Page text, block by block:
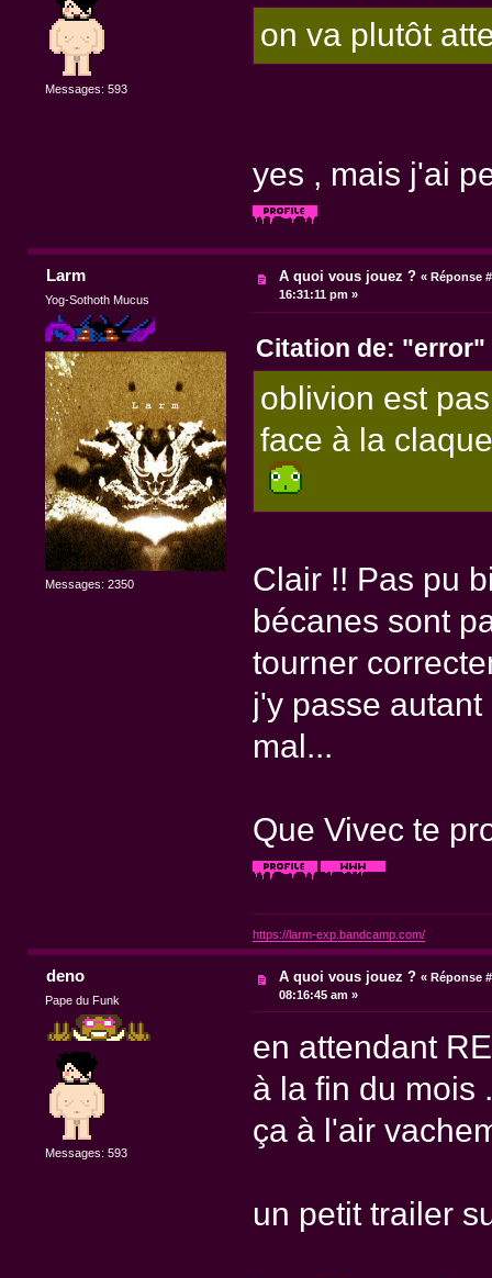
Messages: 593
on va plutôt
yes , mais j'ai
Larm
Yog-Sothoth Mucus
Messages: 2350
A quoi vous jouez ? «Réponse
16:31:11 pm »
Citation de: "error"
oblivion est
face à la
Clair !! Pas pu
bécanes sont
tourner
j'y passe
mal...
Que Vivec te
https://larm-exp.bandcamp.com/
deno
Pape du Funk
Messages: 593
A quoi vous jouez ? «Réponse
08:16:45 am »
en attendant
à la fin du mois
ça à l'air
un petit trailer